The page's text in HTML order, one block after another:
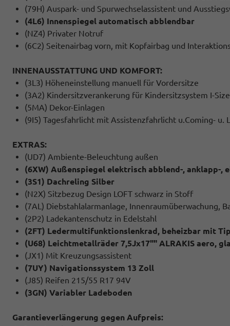
(79H) Auspark- und Spurwechselassistent und
(4L6) Innenspiegel automatisch abblendbar
(NZ4) Privater Notruf
(6C2) Seitenairbag vorn, mit Kopfairbag und
INNENAUSSTATTUNG UND KOMFORT:
(3L3) Höheneinstellung manuell für Vordersitze
(3A2) Kindersitzverankerung für Kindersitzsystem I-
(5MA) Dekor-Einlagen
(9I5) Tagesfahrlicht mit Assistenzfahrlicht u.Coming- u.
EXTRAS:
(UD7) Ambiente-Beleuchtung außen
(6XW) Außenspiegel elektrisch abblend-, anklapp-,
(3S1) Dachreling Silber
(N2X) Sitzbezug Design LOFT schwarz in Stoff
(7AL) Diebstahlalarmanlage, Innenraumüberwachung,
(2P2) Ladekantenschutz in Edelstahl
(2FT) Ledermultifunktionslenkrad, beheizbar mit
(U68) Leichtmetallräder 7,5Jx17"" ALRAKIS aero,
(JX1) Mit Kreuzungsassistent
(7UY) Navigationssystem 13 Zoll
(J85) Reifen 215/55 R17 94V
(3GN) Variabler Ladeboden
Garantieverlängerung gegen Aufpreis: